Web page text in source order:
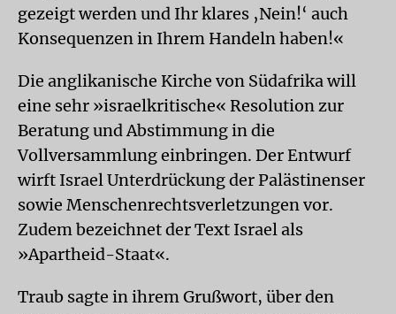
gezeigt werden und Ihr klares ‚Nein!‘ auch
Konsequenzen in Ihrem Handeln haben!«
Die anglikanische Kirche von Südafrika will
eine sehr »israelkritische« Resolution zur
Beratung und Abstimmung in die
Vollversammlung einbringen. Der Entwurf
wirft Israel Unterdrückung der Palästinenser
sowie Menschenrechtsverletzungen vor.
Zudem bezeichnet der Text Israel als
»Apartheid-Staat«.
Traub sagte in ihrem Grußwort, über den